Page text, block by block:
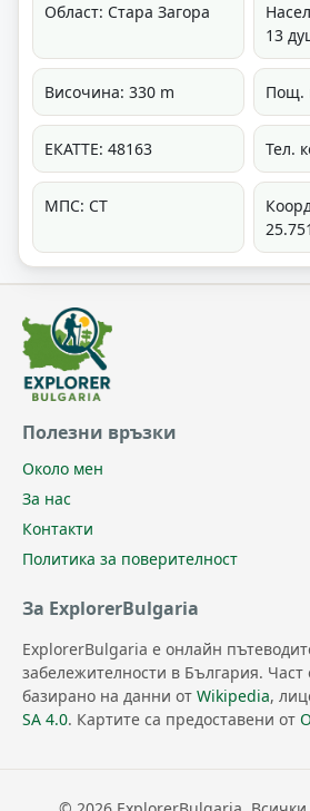
Област: Стара Загора
13
Височина: 330 m Пощ.
ЕКАТТЕ: 48163 Тел.
МПС: СТ
Полезни връзки
Около мен
За нас
Контакти
Политика за поверителност
За ExplorerBulgaria
ExplorerBulgaria е онлайн
забележителности в България.
базирано на данни от Wikipedia,
SA 4.0. Картите са предоставени от